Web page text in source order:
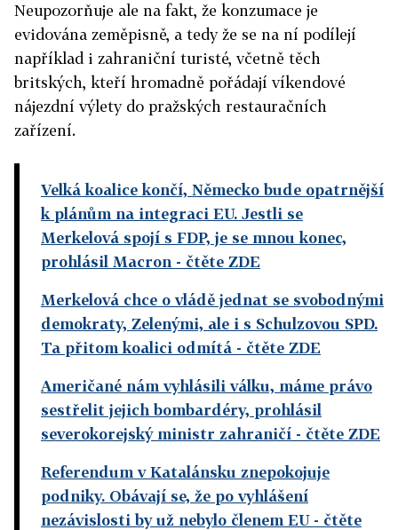
Neupozorňuje ale na fakt, že konzumace je
evidována zeměpisně, a tedy že se na ní podílejí
například i zahraniční turisté, včetně těch
britských, kteří hromadně pořádají víkendové
nájezdní výlety do pražských restauračních
zařízení.
Velká koalice končí, Německo bude opatrnější
k plánům na integraci EU. Jestli se
Merkelová spojí s FDP, je se mnou konec,
prohlásil Macron - čtěte ZDE
Merkelová chce o vládě jednat se svobodnými
demokraty, Zelenými, ale i s Schulzovou SPD.
Ta přitom koalici odmítá - čtěte ZDE
Američané nám vyhlásili válku, máme právo
sestřelit jejich bombardéry, prohlásil
severokorejský ministr zahraničí - čtěte ZDE
Referendum v Katalánsku znepokojuje
podniky. Obávají se, že po vyhlášení
nezávislosti by už nebylo členem EU- čtěte